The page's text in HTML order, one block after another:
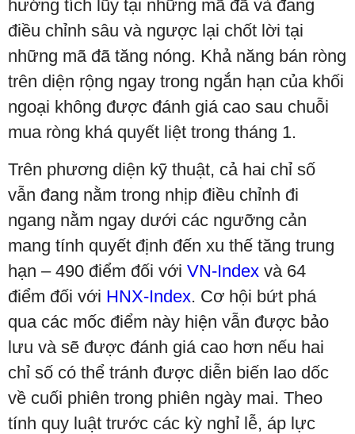
hướng tích lũy tại những mã đã và đang
điều chỉnh sâu và ngược lại chốt lời tại
những mã đã tăng nóng. Khả năng bán ròng
trên diện rộng ngay trong ngắn hạn của khối
ngoại không được đánh giá cao sau chuỗi
mua ròng khá quyết liệt trong tháng 1.
Trên phương diện kỹ thuật, cả hai chỉ số
vẫn đang nằm trong nhịp điều chỉnh đi
ngang nằm ngay dưới các ngưỡng cản
mang tính quyết định đến xu thế tăng trung
hạn – 490 điểm đối với VN-Index và 64
điểm đối với HNX-Index. Cơ hội bứt phá
qua các mốc điểm này hiện vẫn được bảo
lưu và sẽ được đánh giá cao hơn nếu hai
chỉ số có thể tránh được diễn biến lao dốc
về cuối phiên trong phiên ngày mai. Theo
tính quy luật trước các kỳ nghỉ lễ, áp lực